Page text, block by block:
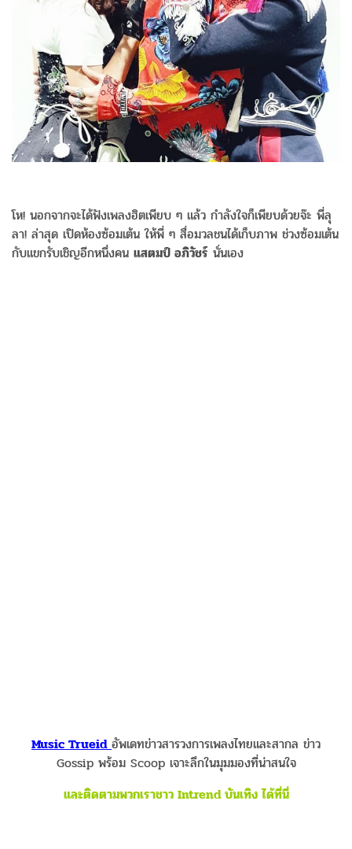
โห! นอกจากจะได้ฟังเพลงฮิตเพียบ ๆ แล้ว กำลังใจก็เพียบด้วยจ๊ะ พี่ลุ
ลา! ล่าสุด เปิดห้องซ้อมเต้น ให้พี่ ๆ สื่อมวลชนได้เก็บภาพ ช่วงซ้อมเต้น
กับแขกรับเชิญอีกหนึ่งคน แสตมป์ อภิวัชร์ นั่นเอง
Music Trueid อัพเดทข่าวสารวงการเพลงไทยและสากล ข่าว
Gossip พร้อม Scoop เจาะลึกในมุมมองที่น่าสนใจ
และติดตามพวกเราชาว Intrend บันเทิง ได้ที่นี่